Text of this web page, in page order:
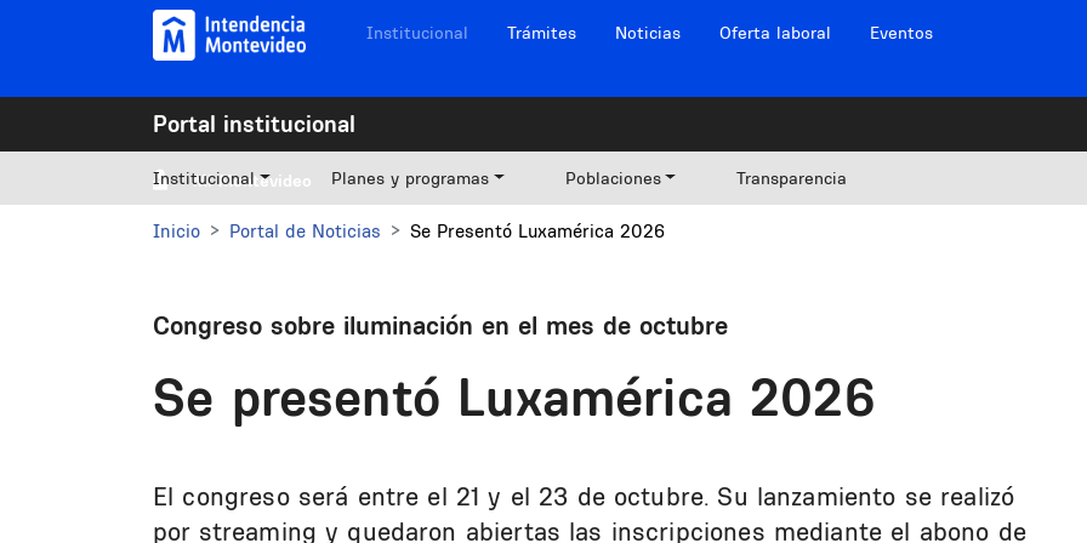
Pasar al contenido principal Navegación sitios
Institucional Trámites Noticias Oferta laboral Eventos
Portal institucional
Mi Montevideo
Institucional Planes y programas Poblaciones Transparencia
Inicio Portal de Noticias Se Presentó Luxamérica 2026
Congreso sobre iluminación en el mes de octubre
Se presentó Luxamérica 2026
El congreso será entre el 21 y el 23 de octubre. Su lanzamiento se realizó
por streaming y quedaron abiertas las inscripciones mediante el abono de